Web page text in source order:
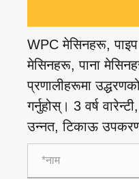
WPC मेसिनहरू,
मेसिनहरू, पाना
प्रणालीहरूमा
गर्नुहोस्। 3 वर्ष
उन्नत, टिकाऊ उपकरण